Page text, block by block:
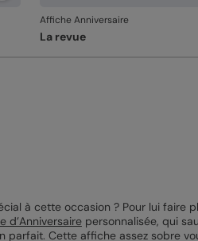
Affiche Anniversaire
La revue
à cette occasion ? Pour lui faire
d’Anniversairepersonnalisée, qui
parfait. Cette affiche assez sobre